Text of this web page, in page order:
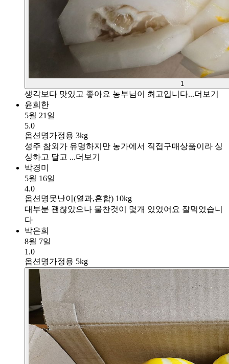
1
생각보다 맛있고 좋아요 농부님이 최고입니다...더보기
윤희한
5월 21일
5.0
옵션명가정용 3kg
성주 참외가 유명하지만 농가에서 직접구매상품이라 싱
싱하고 달고 ...더보기
박경미
5월 16일
4.0
옵션명못난이(열과,혼합) 10kg
대부분 괜찮았으나 물찬것이 몇개 있었어요 잘먹었습니
다
박은희
8월 7일
1.0
옵션명가정용 5kg